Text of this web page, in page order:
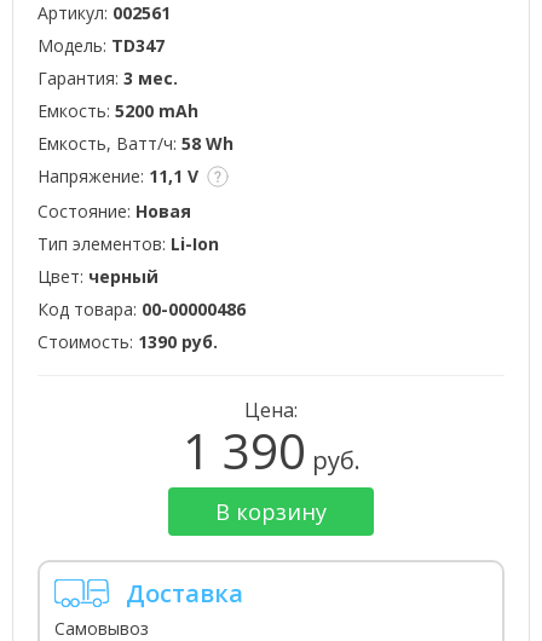
Артикул: 002561
Модель: TD347
Гарантия: 3 мес.
Емкость: 5200 mAh
Емкость, Ватт/ч: 58 Wh
Напряжение: 11,1 V
Состояние: Новая
Тип элементов: Li-Ion
Цвет: черный
Код товара: 00-00000486
Стоимость: 1390 руб.
Цена:
1 390 руб.
В корзину
Доставка
Самовывоз